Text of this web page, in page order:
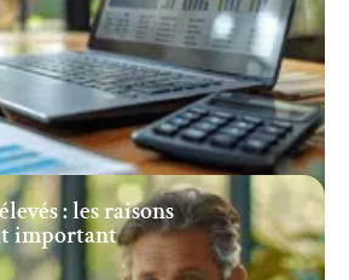
: les raisons
important